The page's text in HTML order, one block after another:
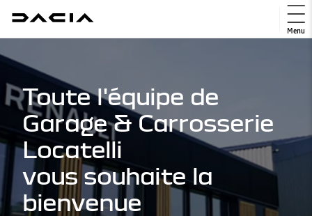
Menu
Toute l'équipe de
Garage & Carrosserie
Locatelli
vous souhaite la
bienvenue